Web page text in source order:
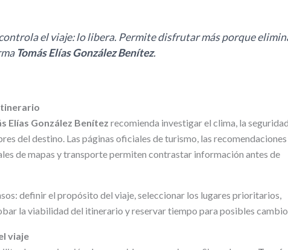
el viaje: lo libera. Permite disfrutar más porque
Tomás Elías González Benítez.
Elías González Benítez recomienda investigar el clima, la
del destino. Las páginas oficiales de turismo, las
de mapas y transporte permiten contrastar información antes de
definir el propósito del viaje, seleccionar los lugares prioritarios,
la viabilidad del itinerario y reservar tiempo para posibles
viaje